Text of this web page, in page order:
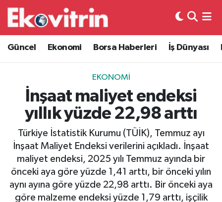
Güncel Ekonomi Borsa Haberleri İş Dünyası
EKONOMI
İnşaat maliyet endeksi
yıllık yüzde 22,98 arttı
Türkiye İstatistik Kurumu (TÜİK), Temmuz ayı
İnşaat Maliyet Endeksi verilerini açıkladı. İnşaat
maliyet endeksi, 2025 yılı Temmuz ayında bir
önceki aya göre yüzde 1,41 arttı, bir önceki yılın
aynı ayına göre yüzde 22,98 arttı. Bir önceki aya
göre malzeme endeksi yüzde 1,79 arttı, işçilik
Güncel
Ekonomi
Borsa Haberleri
İş Dünyası
Lojistik
Otovitrin
Asayiş
Hava Durumu
Trafik Durumu
Süper Lig Puan Durumu ve Fikstür
Tüm Manşetler
Son Dakika Haberleri
Haber Arşivi